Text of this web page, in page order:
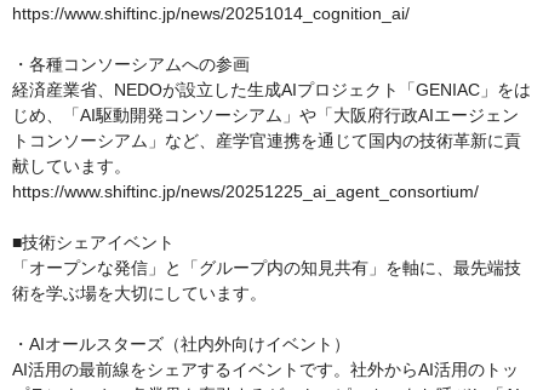
https://www.shiftinc.jp/news/20251014_cognition_ai/
・各種コンソーシアムへの参画
経済産業省、NEDOが設立した生成AIプロジェクト「GENIAC」をは
じめ、「AI駆動開発コンソーシアム」や「大阪府行政AIエージェン
トコンソーシアム」など、産学官連携を通じて国内の技術革新に貢
献しています。
https://www.shiftinc.jp/news/20251225_ai_agent_consortium/
■技術シェアイベント
「オープンな発信」と「グループ内の知見共有」を軸に、最先端技
術を学ぶ場を大切にしています。
・AIオールスターズ（社内外向けイベント）
AI活用の最前線をシェアするイベントです。社外からAI活用のトッ